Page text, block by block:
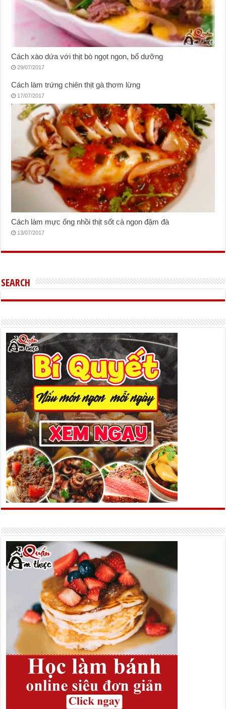
Cách xào dứa với thịt bò ngọt ngon, bổ dưỡng
29/07/2017
Cách làm trứng chiên thịt gà thơm lừng
17/07/2017
Cách làm mực ống nhồi thịt sốt cà ngon đậm đà
13/07/2017
SEARCH